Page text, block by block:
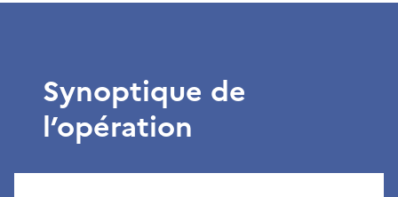
Synoptique de
l’opération